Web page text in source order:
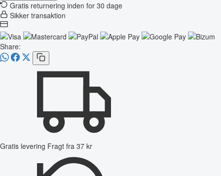
Gratis returnering inden for 30 dage
Sikker transaktion
Share:
Gratis levering Fragt fra 37 kr